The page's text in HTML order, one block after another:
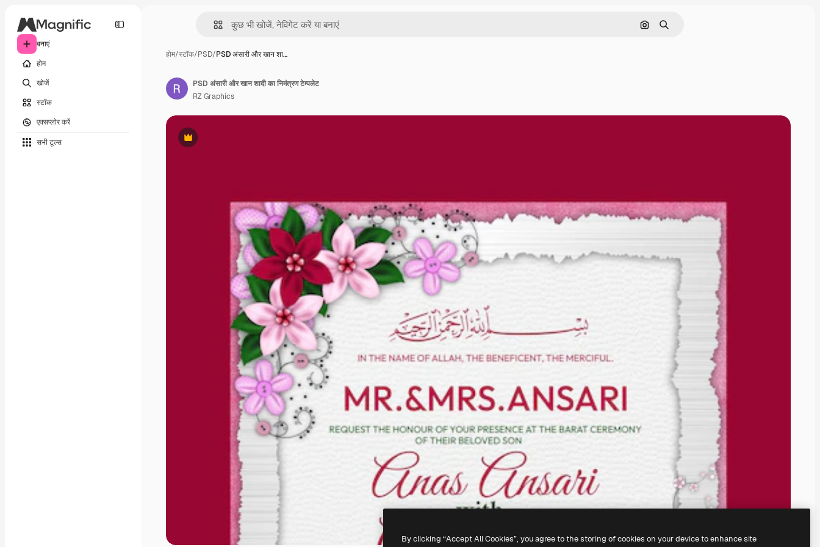
बनाएं
होम
खोजें
स्टॉक
एक्सप्लोर करें
सभी टूल्‍स
इमेज से खोजें
खोजें
होम/स्टॉक/PSD/PSD अंसारी और खान शा…
Premium
PSD अंसारी और खान शादी का निमंत्रण टेम्पलेट
RZ Graphics
By clicking “Accept All Cookies”, you agree to the storing of cookies on your device to enhance site